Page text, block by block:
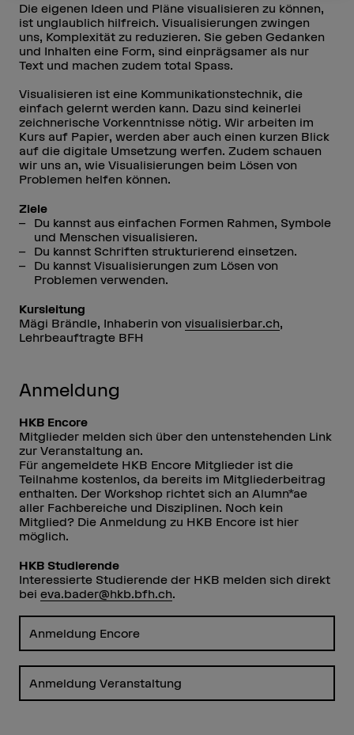
Die eigenen Ideen und Pläne visualisieren zu können,
ist unglaublich hilfreich. Visualisierungen zwingen
uns, Komplexität zu reduzieren. Sie geben Gedanken
und Inhalten eine Form, sind einprägsamer als nur
Text und machen zudem total Spass.
Visualisieren ist eine Kommunikationstechnik, die
einfach gelernt werden kann. Dazu sind keinerlei
zeichnerische Vorkenntnisse nötig. Wir arbeiten im
Kurs auf Papier, werden aber auch einen kurzen Blick
auf die digitale Umsetzung werfen. Zudem schauen
wir uns an, wie Visualisierungen beim Lösen von
Problemen helfen können.
Ziele
Du kannst aus einfachen Formen Rahmen, Symbole
und Menschen visualisieren.
Du kannst Schriften strukturierend einsetzen.
Du kannst Visualisierungen zum Lösen von
Problemen verwenden.
Kursleitung
Mägi Brändle, Inhaberin von visualisierbar.ch,
Lehrbeauftragte BFH
Anmeldung
HKB Encore
Mitglieder melden sich über den untenstehenden Link
zur Veranstaltung an.
Für angemeldete HKB Encore Mitglieder ist die
Teilnahme kostenlos, da bereits im Mitgliederbeitrag
enthalten. Der Workshop richtet sich an Alumn*ae
aller Fachbereiche und Disziplinen. Noch kein
Mitglied? Die Anmeldung zu HKB Encore ist hier
möglich.
HKB Studierende
Interessierte Studierende der HKB melden sich direkt
bei eva.bader@hkb.bfh.ch.
Anmeldung Encore
Anmeldung Veranstaltung